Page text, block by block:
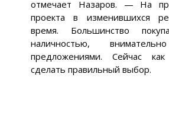
отмечает Назаров. — На
проекта в изменившихся
время. Большинство
наличностью,
предложениями. Сейчас
сделать правильный выбор.